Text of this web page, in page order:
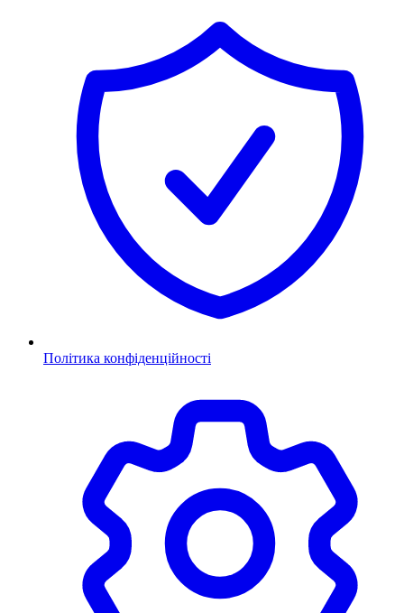
Політика конфіденційності